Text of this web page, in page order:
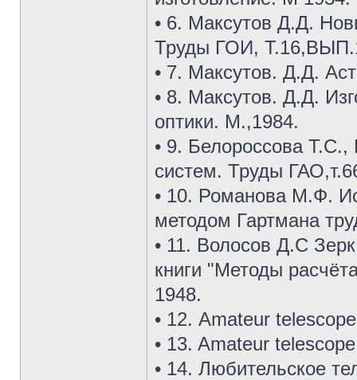
• 6. Максутов Д.Д.
Труды ГОИ,
• 7. Максутов. Д.Д.
• 8. Максутов. Д.Д.
оптики. М.,1984.
• 9. Белороссова
систем. Труды
• 10. Романова М.Ф.
методом Гартмана
• 11. Волосов Д.С
книги "Методы
1948.
• 12. Amateur
• 13. Amateur
• 14. Любительское